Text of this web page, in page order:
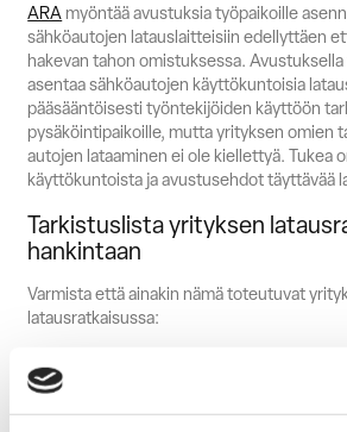
ARA myöntää avustuksia työpaikoille
sähköautojen latauslaitteisiin edellyttäen
hakevan tahon omistuksessa. Avustuksella
asentaa sähköautojen käyttökuntoisia
pääsääntöisesti työntekijöiden käyttöön
pysäköintipaikoille, mutta yrityksen omien
autojen lataaminen ei ole kiellettyä. Tukea
käyttökuntoista ja avustusehdot täyttävää
Tarkistuslista yrityksen
hankintaan
Varmista että ainakin nämä toteutuvat
latausratkaisussa:
Useampi sähköauto voi ladata
Turvallisen lataamisen varmistamiseksi